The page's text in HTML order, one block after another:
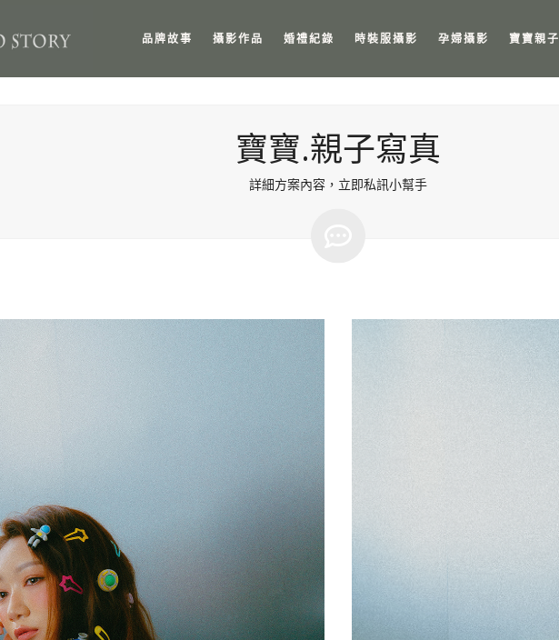
品牌故事 攝影作品 婚禮紀錄 時裝服攝影 孕婦攝影 寶寶親子
寶寶.親子寫真
詳細方案內容，立即私訊小幫手